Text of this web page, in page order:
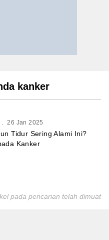
kanker
. 26 Jan 2025
Tidur Sering Alami Ini?
Kanker
pada pencarian telah dimuat